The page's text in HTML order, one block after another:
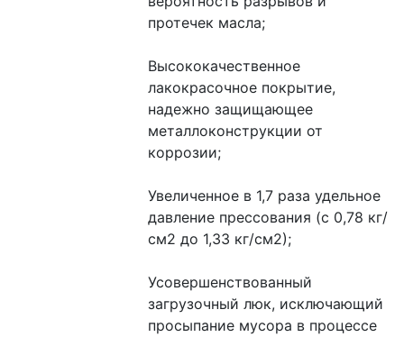
протечек масла;
Высококачественное
лакокрасочное покрытие,
надежно защищающее
металлоконструкции от
коррозии;
Увеличенное в 1,7 раза удельное
давление прессования (с 0,78 кг/
см2 до 1,33 кг/см2);
Усовершенствованный
загрузочный люк, исключающий
просыпание мусора в процессе